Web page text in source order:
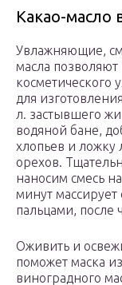
Какао-масло
Увлажняющие,
масла
косметического
для
л. застывшего
водяной бане,
хлопьев и
орехов.
наносим смесь
минут
пальцами, после
Оживить и
поможет маска
виноградного